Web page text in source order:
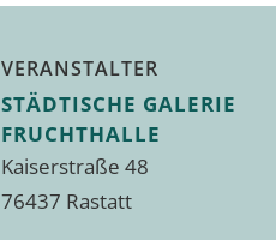
VERANSTALTER
STÄDTISCHE GALERIE
FRUCHTHALLE
Kaiserstraße 48
76437 Rastatt